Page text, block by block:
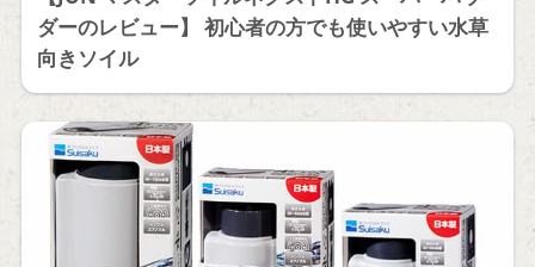
ダーのレビュー】 初心者の方でも使いやすい水草
向きソイル